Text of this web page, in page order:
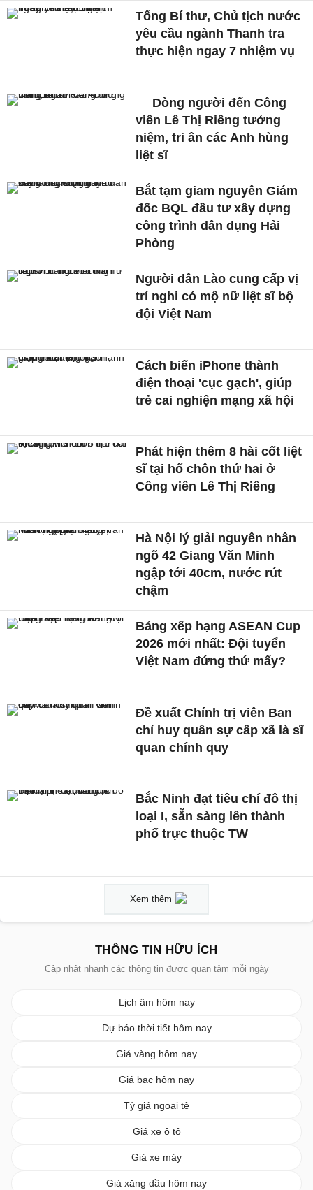
Tổng Bí thư, Chủ tịch nước
yêu cầu ngành Thanh tra
thực hiện ngay 7 nhiệm vụ
Dòng người đến Công
viên Lê Thị Riêng tưởng
niệm, tri ân các Anh hùng
liệt sĩ
Bắt tạm giam nguyên Giám
đốc BQL đầu tư xây dựng
công trình dân dụng Hải
Phòng
Người dân Lào cung cấp vị
trí nghi có mộ nữ liệt sĩ bộ
đội Việt Nam
Cách biến iPhone thành
điện thoại 'cục gạch', giúp
trẻ cai nghiện mạng xã hội
Phát hiện thêm 8 hài cốt liệt
sĩ tại hố chôn thứ hai ở
Công viên Lê Thị Riêng
Hà Nội lý giải nguyên nhân
ngõ 42 Giang Văn Minh
ngập tới 40cm, nước rút
chậm
Bảng xếp hạng ASEAN Cup
2026 mới nhất: Đội tuyển
Việt Nam đứng thứ mấy?
Đề xuất Chính trị viên Ban
chỉ huy quân sự cấp xã là sĩ
quan chính quy
Bắc Ninh đạt tiêu chí đô thị
loại I, sẵn sàng lên thành
phố trực thuộc TW
Xem thêm
THÔNG TIN HỮU ÍCH
Cập nhật nhanh các thông tin được quan tâm mỗi ngày
Lịch âm hôm nay
Dự báo thời tiết hôm nay
Giá vàng hôm nay
Giá bạc hôm nay
Tỷ giá ngoại tệ
Giá xe ô tô
Giá xe máy
Giá xăng dầu hôm nay